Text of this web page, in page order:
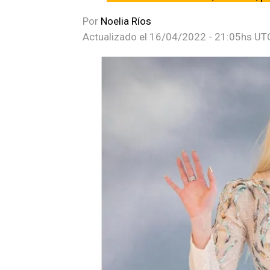
Por Noelia Ríos
Actualizado el 16/04/2022 - 21:05hs